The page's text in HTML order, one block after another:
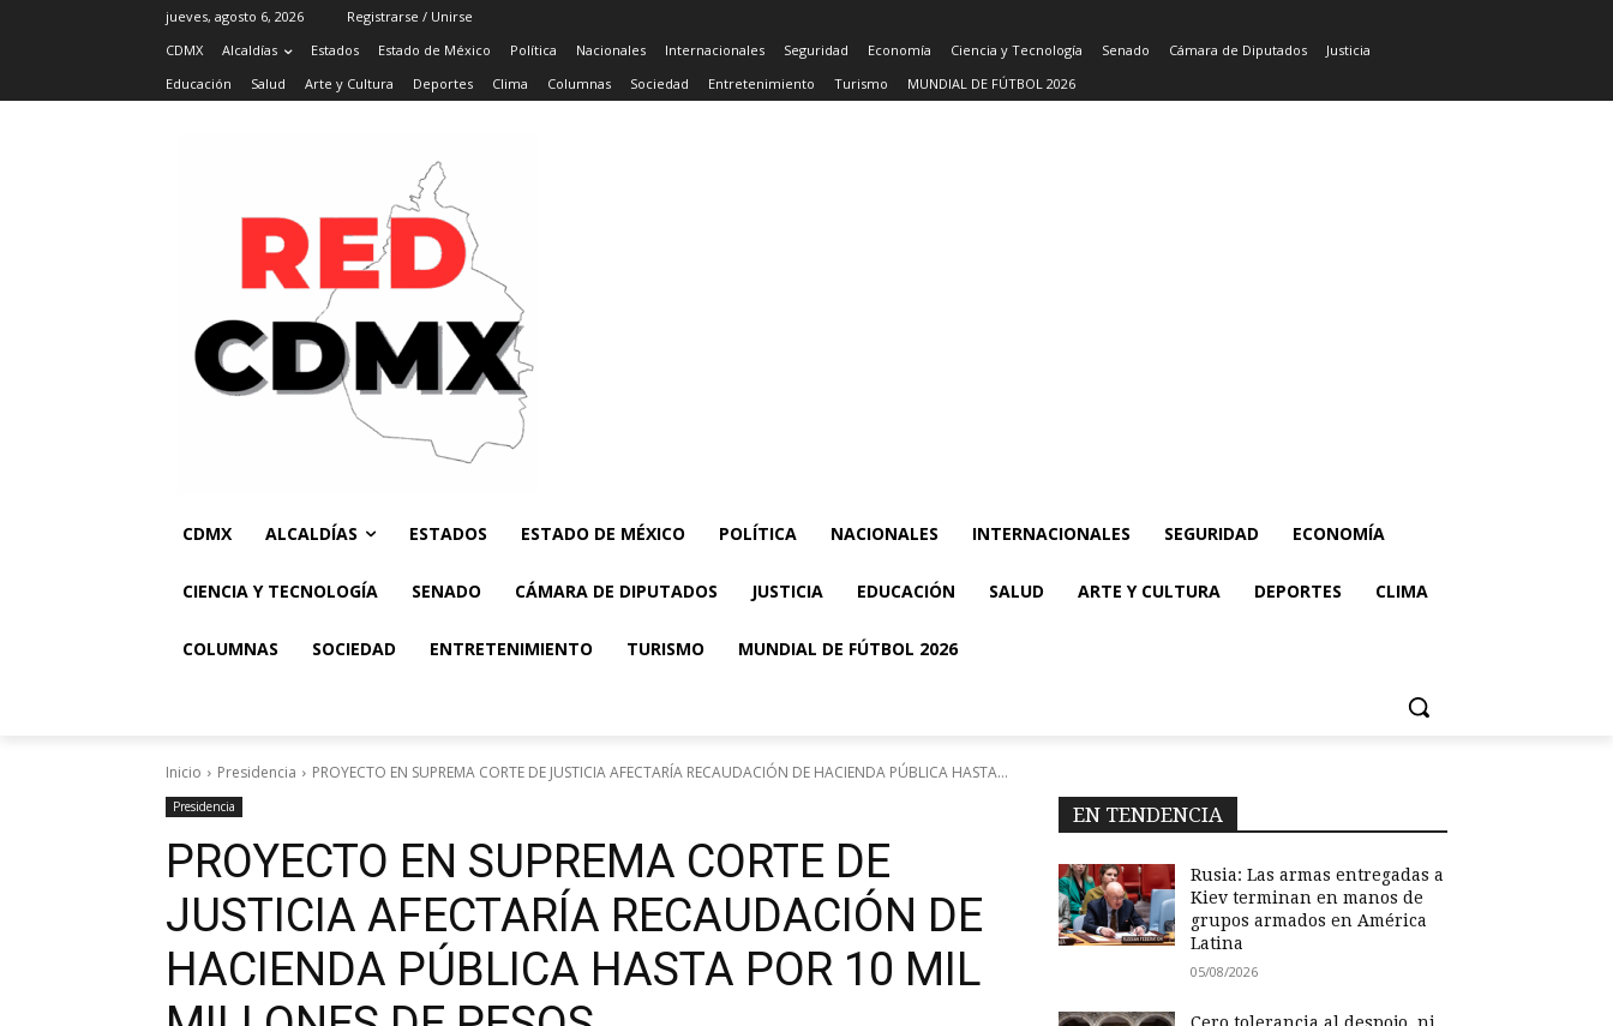
jueves, agosto 6, 2026
Registrarse / Unirse
CDMX
Alcaldías Estados Estado de México Política Nacionales Internacionales Seguridad Economía Ciencia y Tecnología Senado Cámara de Diputados
Justicia
Educación
Salud Arte y Cultura Deportes Clima Columnas Sociedad Entretenimiento Turismo MUNDIAL DE FÚTBOL 2026
CDMX ALCALDÍAS ESTADOS ESTADO DE MÉXICO POLÍTICA NACIONALES INTERNACIONALES SEGURIDAD ECONOMÍA
CIENCIA Y TECNOLOGÍA SENADO CÁMARA DE DIPUTADOS JUSTICIA EDUCACIÓN SALUD ARTE Y CULTURA DEPORTES CLIMA
COLUMNAS SOCIEDAD ENTRETENIMIENTO TURISMO MUNDIAL DE FÚTBOL 2026
Inicio Presidencia PROYECTO EN SUPREMA CORTE DE JUSTICIA AFECTARÍA RECAUDACIÓN DE HACIENDA PÚBLICA HASTA...
Presidencia
PROYECTO EN SUPREMA CORTE DE
JUSTICIA AFECTARÍA RECAUDACIÓN DE
HACIENDA PÚBLICA HASTA POR 10 MIL
EN TENDENCIA
Rusia: Las armas entregadas a
Kiev terminan en manos de
grupos armados en América
Latina
05/08/2026